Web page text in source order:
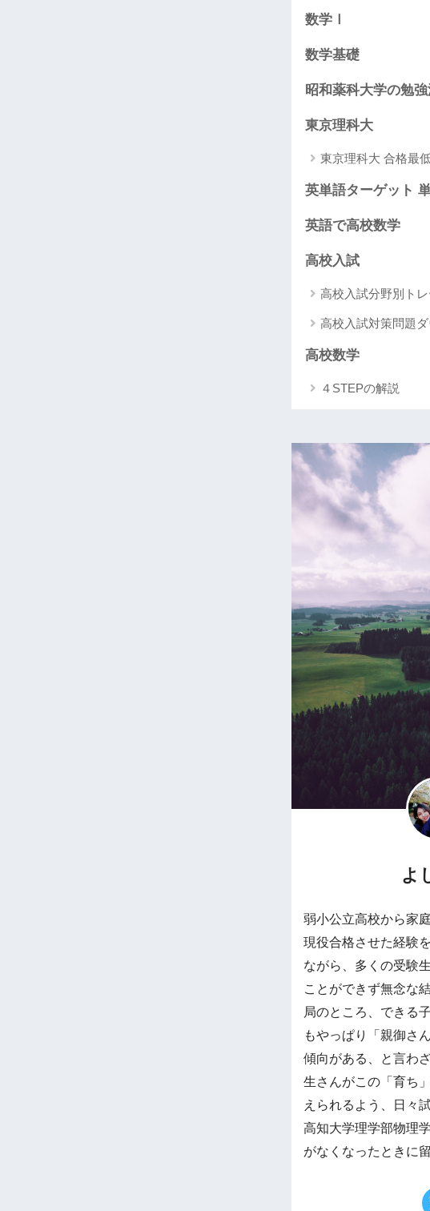
数学Ⅰ
数学基礎
昭和薬科大学の勉
東京理科大
東京理科大 合格最
英単語ターゲット
英語で高校数学
高校入試
高校入試分野別ト
高校入試対策問題
高校数学
４STEPの解説
よ
弱小公立高校から家
現役合格させた経験
ながら、多くの受験
ことができず無念な
局のところ、できる
もやっぱり「親御さ
傾向がある、と言わ
生さんがこの「育ち
えられるよう、日々
高知大学理学部物理
がなくなったときに